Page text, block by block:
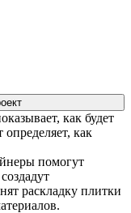
как будет
определяет, как
помогут
раскладку плитки